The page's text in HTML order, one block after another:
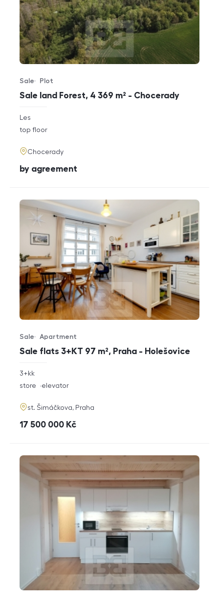
Sale land Forest, 4 369 m² - Chocerady
Offer type
Sale
Property type
Plot
rozměry
Les
funkce
top floor
adresa
Chocerady
cena
by agreement
Sale flats 3+KT 97 m², Praha - Holešovice
Offer type
Sale
Property type
Apartment
rozměry
disposition
3+kk
funkce
store elevator
adresa
st. Šimáčkova, Praha
cena
17 500 000 Kč